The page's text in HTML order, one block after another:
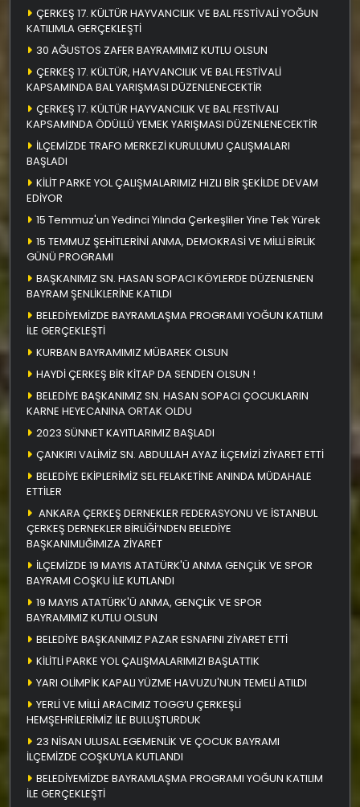
ÇERKEŞ 17. KÜLTÜR HAYVANCILIK VE BAL FESTİVALİ YOĞUN
KATILIMLA GERÇEKLEŞTİ
30 AĞUSTOS ZAFER BAYRAMIMIZ KUTLU OLSUN
ÇERKEŞ 17. KÜLTÜR, HAYVANCILIK VE BAL FESTİVALİ
KAPSAMINDA BAL YARIŞMASI DÜZENLENECEKTİR
ÇERKEŞ 17. KÜLTÜR HAYVANCILIK VE BAL FESTİVALI
KAPSAMINDA ÖDÜLLÜ YEMEK YARIŞMASI DÜZENLENECEKTİR
İLÇEMİZDE TRAFO MERKEZİ KURULUMU ÇALIŞMALARI
BAŞLADI
KİLİT PARKE YOL ÇALIŞMALARIMIZ HIZLI BİR ŞEKİLDE DEVAM
EDİYOR
15 Temmuz'un Yedinci Yılında Çerkeşliler Yine Tek Yürek
15 TEMMUZ ŞEHİTLERİNİ ANMA, DEMOKRASİ VE MİLLİ BİRLİK
GÜNÜ PROGRAMI
BAŞKANIMIZ SN. HASAN SOPACI KÖYLERDE DÜZENLENEN
BAYRAM ŞENLİKLERİNE KATILDI
BELEDİYEMİZDE BAYRAMLAŞMA PROGRAMI YOĞUN KATILIM
İLE GERÇEKLEŞTİ
KURBAN BAYRAMIMIZ MÜBAREK OLSUN
HAYDİ ÇERKEŞ BİR KİTAP DA SENDEN OLSUN !
BELEDİYE BAŞKANIMIZ SN. HASAN SOPACI ÇOCUKLARIN
KARNE HEYECANINA ORTAK OLDU
2023 SÜNNET KAYITLARIMIZ BAŞLADI
ÇANKIRI VALİMİZ SN. ABDULLAH AYAZ İLÇEMİZİ ZİYARET ETTİ
BELEDİYE EKİPLERİMİZ SEL FELAKETİNE ANINDA MÜDAHALE
ETTİLER
ANKARA ÇERKEŞ DERNEKLER FEDERASYONU VE İSTANBUL
ÇERKEŞ DERNEKLER BİRLİĞİ’NDEN BELEDİYE
BAŞKANIMLIĞIMIZA ZİYARET
İLÇEMİZDE 19 MAYIS ATATÜRK'Ü ANMA GENÇLİK VE SPOR
BAYRAMI COŞKU İLE KUTLANDI
19 MAYIS ATATÜRK'Ü ANMA, GENÇLİK VE SPOR
BAYRAMIMIZ KUTLU OLSUN
BELEDİYE BAŞKANIMIZ PAZAR ESNAFINI ZİYARET ETTİ
KİLİTLİ PARKE YOL ÇALIŞMALARIMIZI BAŞLATTIK
YARI OLİMPİK KAPALI YÜZME HAVUZU'NUN TEMELİ ATILDI
YERLİ VE MİLLİ ARACIMIZ TOGG’U ÇERKEŞLİ
HEMŞEHRİLERİMİZ İLE BULUŞTURDUK
23 NİSAN ULUSAL EGEMENLİK VE ÇOCUK BAYRAMI
İLÇEMİZDE COŞKUYLA KUTLANDI
BELEDİYEMİZDE BAYRAMLAŞMA PROGRAMI YOĞUN KATILIM
İLE GERÇEKLEŞTİ